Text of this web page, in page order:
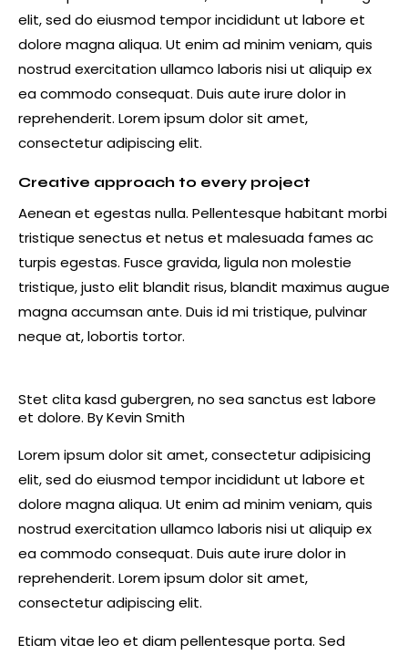
elit, sed do eiusmod tempor incididunt ut labore et
dolore magna aliqua. Ut enim ad minim veniam, quis
nostrud exercitation ullamco laboris nisi ut aliquip ex
ea commodo consequat. Duis aute irure dolor in
reprehenderit. Lorem ipsum dolor sit amet,
consectetur adipiscing elit.
Creative approach to every project
Aenean et egestas nulla. Pellentesque habitant morbi
tristique senectus et netus et malesuada fames ac
turpis egestas. Fusce gravida, ligula non molestie
tristique, justo elit blandit risus, blandit maximus augue
magna accumsan ante. Duis id mi tristique, pulvinar
neque at, lobortis tortor.
Stet clita kasd gubergren, no sea sanctus est labore
et dolore. ByKevin Smith
Lorem ipsum dolor sit amet, consectetur adipisicing
elit, sed do eiusmod tempor incididunt ut labore et
dolore magna aliqua. Ut enim ad minim veniam, quis
nostrud exercitation ullamco laboris nisi ut aliquip ex
ea commodo consequat. Duis aute irure dolor in
reprehenderit. Lorem ipsum dolor sit amet,
consectetur adipiscing elit.
Etiam vitae leo et diam pellentesque porta. Sed